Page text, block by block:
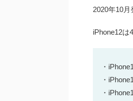
2020年10月
iPhone12は
・
・
・